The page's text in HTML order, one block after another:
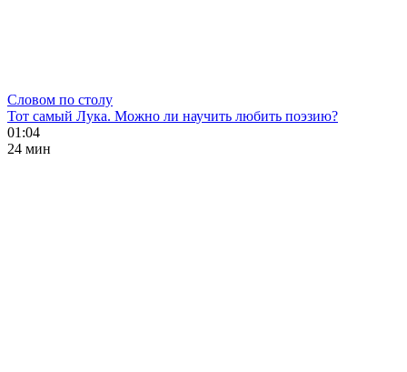
Словом по столу
Тот самый Лука. Можно ли научить любить поэзию?
01:04
24 мин